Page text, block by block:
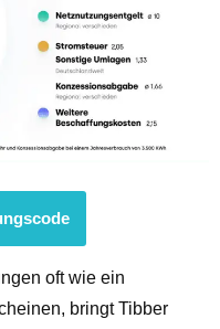
oft wie ein
bringt Tibber